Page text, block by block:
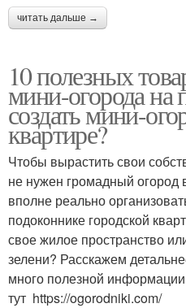
читать дальше →
10 полезных
мини-огорода на
создать мини-
квартире?
Чтобы вырастить свои
не нужен громадный огород
вполне реально
подоконнике городской
свое жилое пространство
зелени? Расскажем
много полезной
тут https://ogorodniki.com/